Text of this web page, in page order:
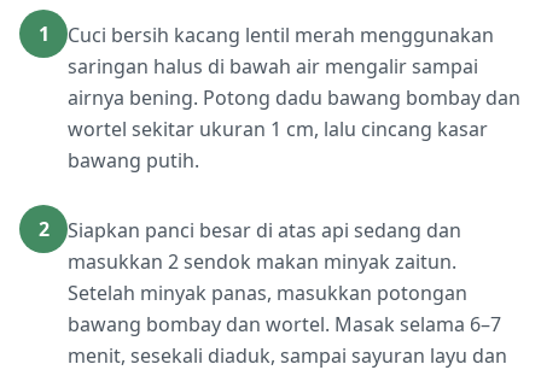
1
Cuci bersih kacang lentil merah menggunakan
saringan halus di bawah air mengalir sampai
airnya bening. Potong dadu bawang bombay dan
wortel sekitar ukuran 1 cm, lalu cincang kasar
bawang putih.
2
Siapkan panci besar di atas api sedang dan
masukkan 2 sendok makan minyak zaitun.
Setelah minyak panas, masukkan potongan
bawang bombay dan wortel. Masak selama 6–7
menit, sesekali diaduk, sampai sayuran layu dan